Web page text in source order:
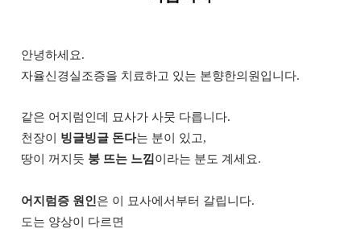
안녕하세요.
자율신경실조증을 치료하고 있는 본향한의원입니다.
같은 어지럼인데 묘사가 사뭇 다릅니다.
천장이 빙글빙글 돈다는 분이 있고,
땅이 꺼지듯 붕 뜨는 느낌 이라는 분도 계세요.
어지럼증 원인 은 이 묘사에서부터 갈립니다.
도는 양상이 다르면